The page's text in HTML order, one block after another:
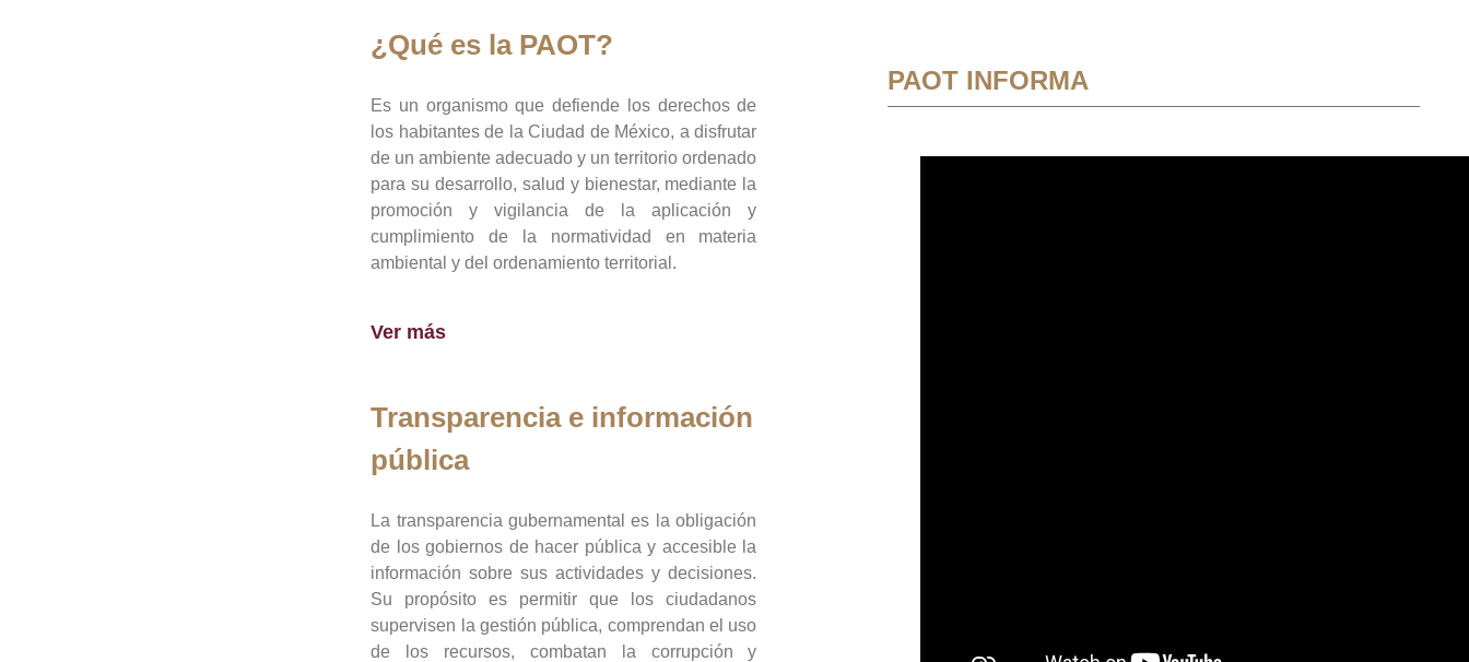
¿Qué es la PAOT?
Es un organismo que defiende los derechos de
los habitantes de la Ciudad de México, a disfrutar
de un ambiente adecuado y un territorio ordenado
para su desarrollo, salud y bienestar, mediante la
promoción y vigilancia de la aplicación y
cumplimiento de la normatividad en materia
ambiental y del ordenamiento territorial.
Ver más
Transparencia e información
pública
La transparencia gubernamental es la obligación
de los gobiernos de hacer pública y accesible la
información sobre sus actividades y decisiones.
Su propósito es permitir que los ciudadanos
supervisen la gestión pública, comprendan el uso
de los recursos, combatan la corrupción y
PAOT INFORMA